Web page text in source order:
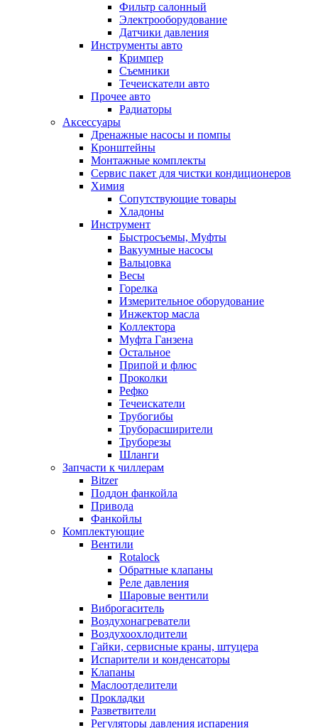
Фильтр салонный
Электрооборудование
Датчики давления
Инструменты авто
Кримпер
Съемники
Течеискатели авто
Прочее авто
Радиаторы
Аксессуары
Дренажные насосы и помпы
Кронштейны
Монтажные комплекты
Сервис пакет для чистки кондиционеров
Химия
Сопутствующие товары
Хладоны
Инструмент
Быстросъемы, Муфты
Вакуумные насосы
Вальцовка
Весы
Горелка
Измерительное оборудование
Инжектор масла
Коллектора
Муфта Ганзена
Остальное
Припой и флюс
Проколки
Рефко
Течеискатели
Трубогибы
Труборасширители
Труборезы
Шланги
Запчасти к чиллерам
Bitzer
Поддон фанкойла
Привода
Фанкойлы
Комплектующие
Вентили
Rotalock
Обратные клапаны
Реле давления
Шаровые вентили
Виброгаситель
Воздухонагреватели
Воздухоохлодители
Гайки, сервисные краны, штуцера
Испарители и конденсаторы
Клапаны
Маслоотделители
Прокладки
Разветвители
Регуляторы давления испарения